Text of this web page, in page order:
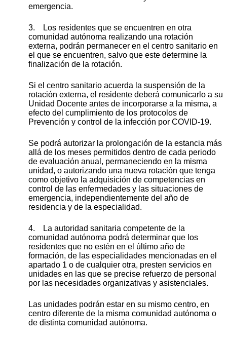
emergencia.
3. Los residentes que se encuentren en otra
comunidad autónoma realizando una rotación
externa, podrán permanecer en el centro sanitario en
el que se encuentren, salvo que este determine la
finalización de la rotación.
Si el centro sanitario acuerda la suspensión de la
rotación externa, el residente deberá comunicarlo a su
Unidad Docente antes de incorporarse a la misma, a
efecto del cumplimiento de los protocolos de
Prevención y control de la infección por COVID-19.
Se podrá autorizar la prolongación de la estancia más
allá de los meses permitidos dentro de cada periodo
de evaluación anual, permaneciendo en la misma
unidad, o autorizando una nueva rotación que tenga
como objetivo la adquisición de competencias en
control de las enfermedades y las situaciones de
emergencia, independientemente del año de
residencia y de la especialidad.
4. La autoridad sanitaria competente de la
comunidad autónoma podrá determinar que los
residentes que no estén en el último año de
formación, de las especialidades mencionadas en el
apartado 1 o de cualquier otra, presten servicios en
unidades en las que se precise refuerzo de personal
por las necesidades organizativas y asistenciales.
Las unidades podrán estar en su mismo centro, en
centro diferente de la misma comunidad autónoma o
de distinta comunidad autónoma.